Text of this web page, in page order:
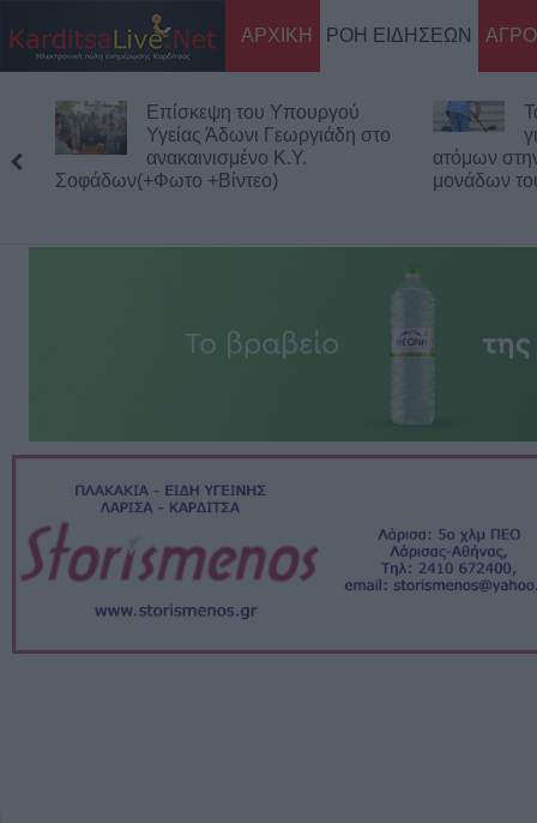
ΑΡΧΙΚΗ ΡΟΗ ΕΙΔΗΣΕΩΝ
Επίσκεψη του Υπουργού
Υγείας Άδωνι Γεωργιάδη στο
ανακαινισμένο Κ.Y.
+Βίντεο)
Τα προσωρινά
για τις 116
ατόμων στην καθαριότητα
μονάδων του Δήμου